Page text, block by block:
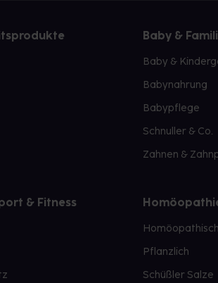
Baby &
Baby &
Babynahrung
Babypflege
Schnuller & Co.
Zahnen &
& Fitness
Homöopathisch
Pflanzlich
Schüßler Salze